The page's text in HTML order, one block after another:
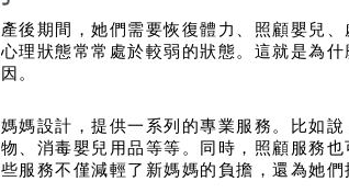
後期間，她們需要恢復體力、照顧嬰兒、
理狀態常常處於較弱的狀態。這就是為
。
媽設計，提供一系列的專業服務。比如
、消毒嬰兒用品等等。同時，照顧服務
服務不僅減輕了新媽媽的負擔，還為她們